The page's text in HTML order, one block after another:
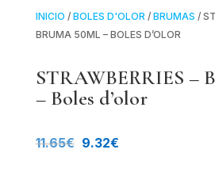
INICIO / BOLES D'OLOR/ BRUMAS /
BRUMA 50ML – BOLES D’OLOR
STRAWBERRIES –
– Boles d’olor
11.65€ El
9.32€El